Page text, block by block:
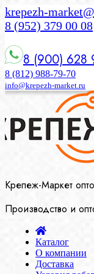
krepezh-
8 (952) 379 00 08
8 (900) 628
8 (812) 988-79-70
info@krepezh-market.ru
Крепеж-Маркет
Производство и
Каталог
О компании
Доставка